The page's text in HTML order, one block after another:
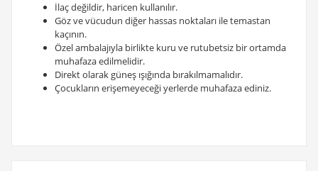
İlaç değildir, haricen kullanılır.
Göz ve vücudun diğer hassas noktaları ile temastan
kaçının.
Özel ambalajıyla birlikte kuru ve rutubetsiz bir ortamda
muhafaza edilmelidir.
Direkt olarak güneş ışığında bırakılmamalıdır.
Çocukların erişemeyeceği yerlerde muhafaza ediniz.